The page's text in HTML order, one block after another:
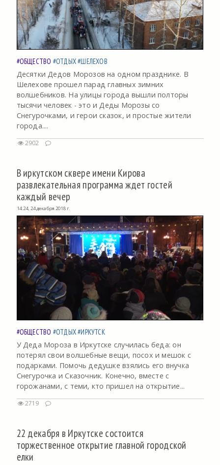
#ОБЩЕСТВО #ОТДЫХ#ШЕЛЕХОВ
Десятки Дедов Морозов на одном празднике. В
Шелехове прошел парад главных зимних
волшебников. На улицы города вышли полторы
тысячи человек - это и Деды Морозы со
Снегурочками, и герои сказок, и простые жители
города....
2902
В иркутском сквере имени Кирова
развлекательная программа ждет гостей
каждый вечер
14:24, 24 декабря 2018 г.
#ОБЩЕСТВО #ОТДЫХ#ИРКУТСК
У Деда Мороза в Иркутске случилась беда: он
потерял свои волшебные вещи, посох и мешок с
подарками. Помочь дедушке взялись его внучка
Снегурочка и Сказочник. Конечно, вместе с
горожанами, с теми, кто пришел на открытие...
2719
22 декабря в Иркутске состоится
торжественное открытие главной городской
елки